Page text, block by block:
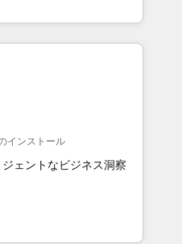
インストール
ェントなビジネス洞察